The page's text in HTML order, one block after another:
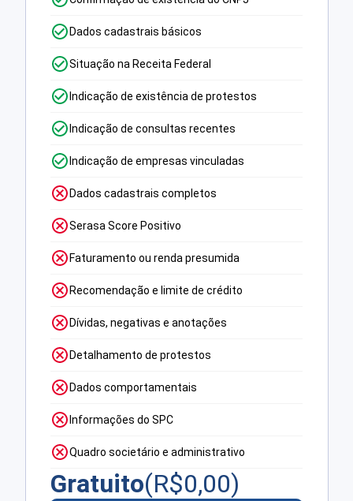
Dados cadastrais básicos
Situação na Receita Federal
Indicação de existência de protestos
Indicação de consultas recentes
Indicação de empresas vinculadas
Dados cadastrais completos
Serasa Score Positivo
Faturamento ou renda presumida
Recomendação e limite de crédito
Dívidas, negativas e anotações
Detalhamento de protestos
Dados comportamentais
Informações do SPC
Quadro societário e administrativo
Gratuito(R$0,00)